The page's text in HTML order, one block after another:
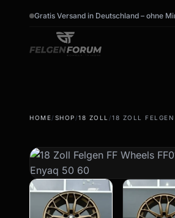
Gratis Versand in Deutschland – ohne
Sommerräder & Felgen
Kompletträder -
Sommer
HOME/ SHOP /18 ZOLL /18 ZOLL